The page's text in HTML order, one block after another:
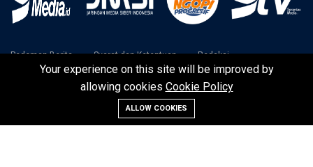
Pedoman Berita Syarat dan Ketentuan
Redaksi
Disclaimer
Kebijakan Privasi
Your experience on this site will be improved by
allowing cookies Cookie Policy
ALLOW COOKIES